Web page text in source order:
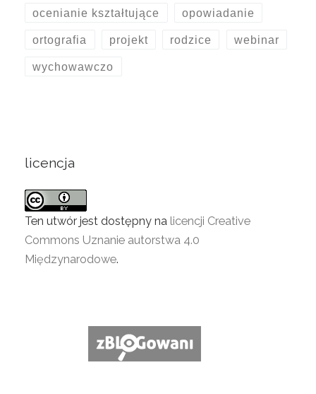
ocenianie kształtujące opowiadanie
ortografia projekt rodzice webinar
wychowawczo
licencja
Ten utwór jest dostępny na licencji Creative
Commons Uznanie autorstwa 4.0
Międzynarodowe.